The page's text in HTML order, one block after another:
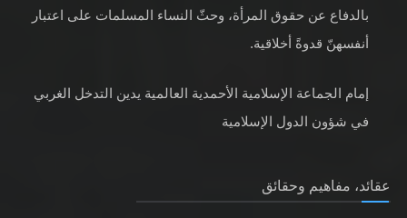
بالدفاع عن حقوق المرأة، وحثّ النساء المسلمات على اعتبار
أنفسهنّ قدوةً أخلاقية.
إمام الجماعة الإسلامية الأحمدية العالمية يدين التدخل الغربي
في شؤون الدول الإسلامية
عقائد، مفاهيم وحقائق